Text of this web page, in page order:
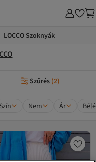
LOCCO Szoknyák
Szűrés (2)
Szín Nem Ár